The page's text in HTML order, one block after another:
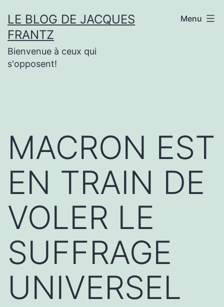
au
contenu
LE BLOG DE JACQUES
FRANTZ
Bienvenue à ceux qui
s'opposent!
Menu
MACRON EST
EN TRAIN DE
VOLER LE
SUFFRAGE
UNIVERSEL